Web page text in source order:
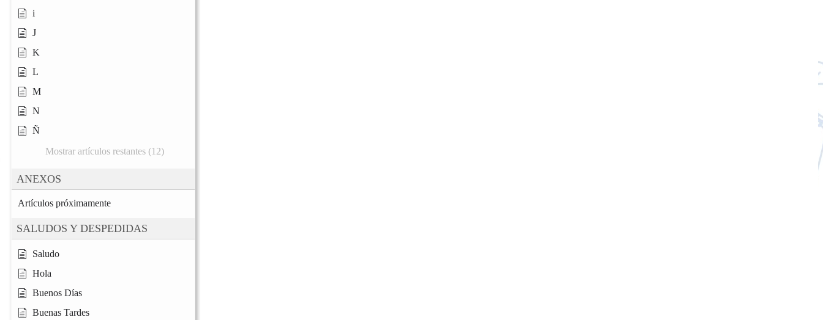
i
J
K
L
M
N
Ñ
Mostrar artículos restantes (12)
ANEXOS
Artículos próximamente
SALUDOS Y DESPEDIDAS
Saludo
Hola
Buenos Días
Buenas Tardes